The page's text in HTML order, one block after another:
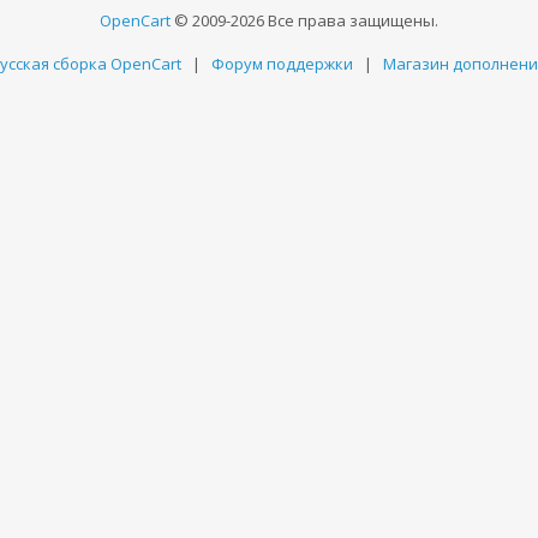
OpenCart © 2009-2026 Все права защищены.
сборка OpenCart | Форум поддержки | Магазин